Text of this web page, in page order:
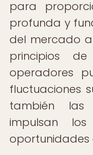
para
profunda y
del mercado
principios
operadores
fluctuaciones
también las
impulsan
oportunidades